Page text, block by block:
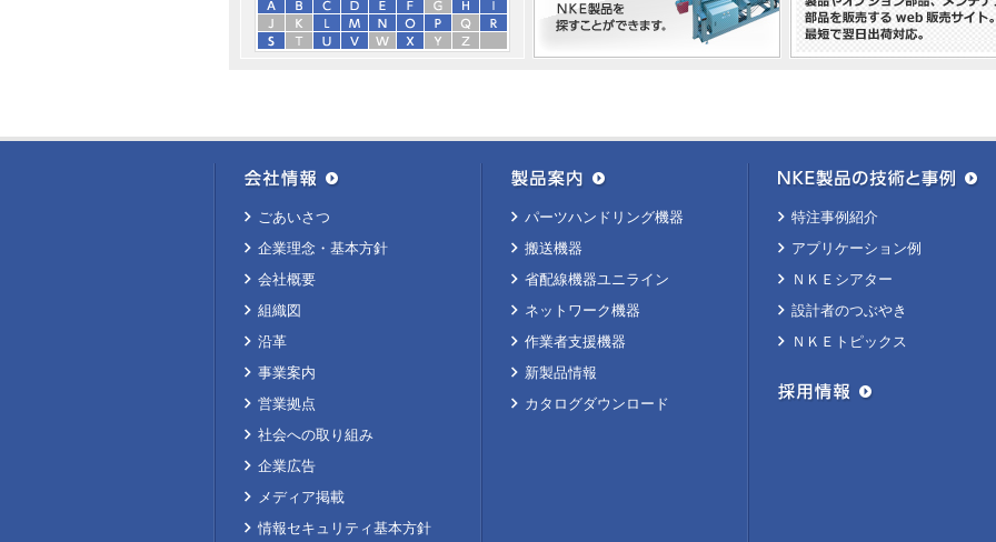
ごあいさつ
企業理念・基本方針
会社概要
組織図
沿革
事業案内
営業拠点
社会への取り組み
企業広告
メディア掲載
情報セキュリティ基本方針
パーツハンドリング機器
搬送機器
省配線機器ユニライン
ネットワーク機器
作業者支援機器
新製品情報
カタログダウンロード
特注事例紹介
アプリケーション例
ＮＫＥシアター
設計者のつぶやき
ＮＫＥトピックス